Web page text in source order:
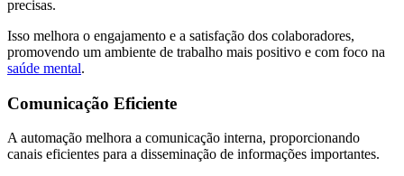
precisas.
Isso melhora o engajamento e a satisfação dos colaboradores,
promovendo um ambiente de trabalho mais positivo e com foco na
saúde mental.
Comunicação Eficiente
A automação melhora a comunicação interna, proporcionando
canais eficientes para a disseminação de informações importantes.